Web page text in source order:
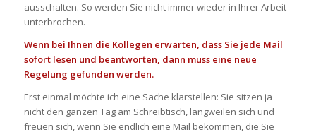
ausschalten. So werden Sie nicht immer wieder in Ihrer Arbeit
unterbrochen.
Wenn bei Ihnen die Kollegen erwarten, dass Sie jede Mail
sofort lesen und beantworten, dann muss eine neue
Regelung gefunden werden.
Erst einmal möchte ich eine Sache klarstellen: Sie sitzen ja
nicht den ganzen Tag am Schreibtisch, langweilen sich und
freuen sich, wenn Sie endlich eine Mail bekommen, die Sie